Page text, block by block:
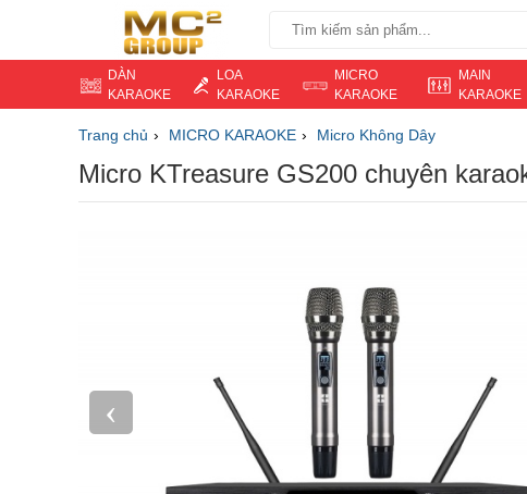
DÀN
KARAOKE
LOA
KARAOKE
MICRO
KARAOKE
MAIN
KARAOKE
Trang chủ MICRO KARAOKE Micro Không Dây
Micro KTreasure GS200 chuyên
‹